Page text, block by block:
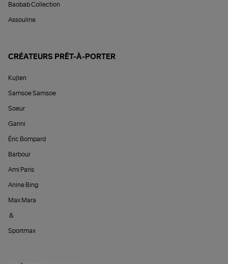
Baobab Collection
Assouline
CRÉATEURS PRÊT-À-PORTER
Kujten
Samsoe Samsoe
Soeur
Ganni
Éric Bompard
Barbour
Ami Paris
Anine Bing
Max Mara
&
Sportmax